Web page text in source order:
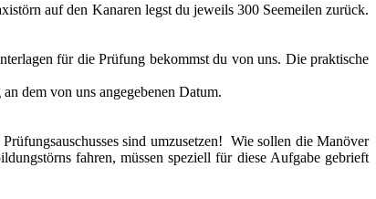
auf den Kanaren legst du jeweils 300 Seemeilen zurück.
für die Prüfung bekommst du von uns. Die praktische
dem von uns angegebenen Datum.
sind umzusetzen! Wie sollen die Manöver
fahren, müssen speziell für diese Aufgabe gebrieft